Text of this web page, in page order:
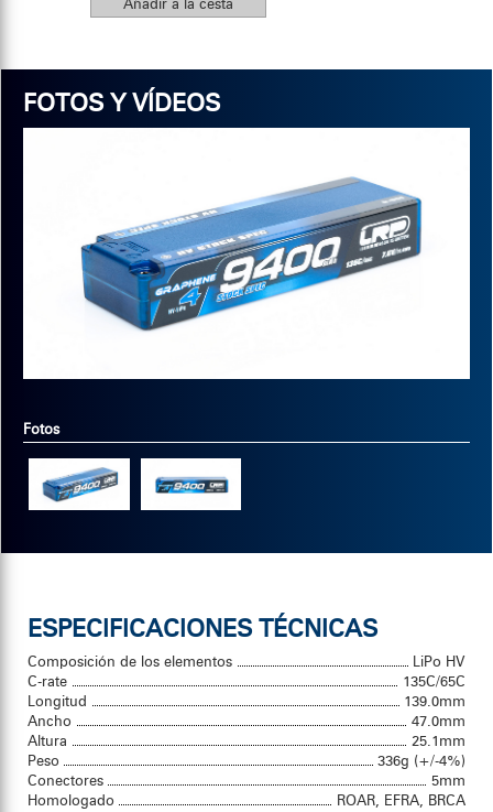
FOTOS Y VÍDEOS
Fotos
ESPECIFICACIONES TÉCNICAS
Composición de los elementos
LiPo HV
C-rate
135C/65C
Longitud
139.0mm
Ancho
47.0mm
Altura
25.1mm
Peso
336g (+/-4%)
Conectores
5mm
Homologado
ROAR, EFRA, BRCA